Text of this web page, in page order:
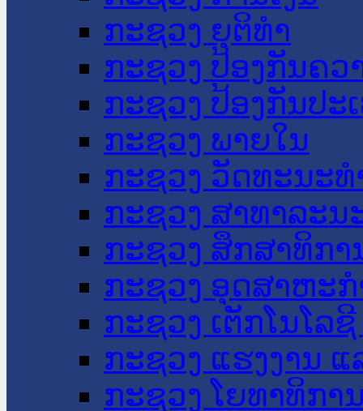
ກະຊວງ ຍຸຕິທໍາ
ກະຊວງ ປ້ອງກັນຄວ
ກະຊວງ ປ້ອງກັນປະ
ກະຊວງ ພາຍໃນ
ກະຊວງ ວັດທະນະ
ກະຊວງ ສາທາລະນ
ກະຊວງ ສຶກສາທິກາ
ກະຊວງ ອຸດສາຫະ
ກະຊວງ ເຕັກໂນໂລ
ກະຊວງ ແຮງງານ
ກະຊວງ ໂຍທາທິກາ